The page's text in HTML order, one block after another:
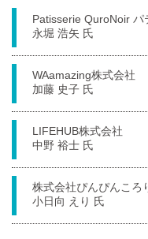
Patisserie QuroNoir
永堀 浩矢 氏
WAamazing株式会社
加藤 史子 氏
LIFEHUB株式会社
中野 裕士 氏
株式会社ぴんぴんころ
小日向 えり 氏